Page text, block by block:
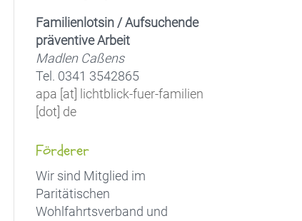
Familienlotsin / Aufsuchende
präventive Arbeit
Madlen Caßens
Tel. 0341 3542865
apa [at] lichtblick-fuer-familien
[dot] de
Förderer
Wir sind Mitglied im
Paritätischen
Wohlfahrtsverband und